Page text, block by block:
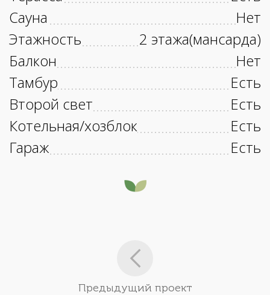
Сауна
Нет
Этажность
2 этажа(мансарда)
Балкон
Нет
Тамбур
Есть
Второй свет
Есть
Котельная/хозблок
Есть
Гараж
Есть
Предыдущий проект